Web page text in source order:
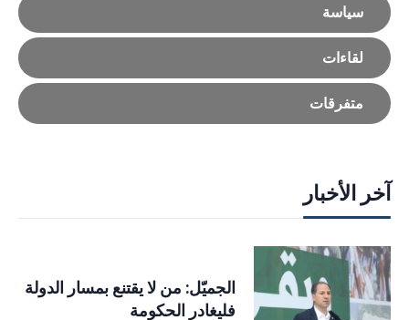
سياسة
لقاءات
متفرقات
آخر الأخبار
الجميّل: من لا يقتنع بمسار الدولة
فليغادر الحكومة